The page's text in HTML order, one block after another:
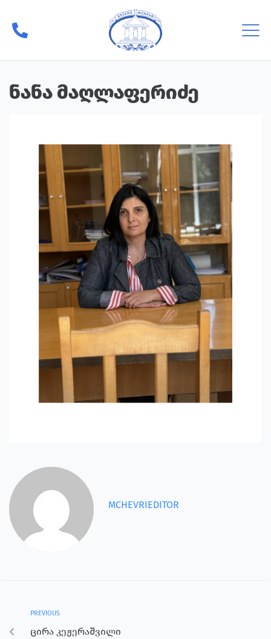
ნანა მაღლაფერიძე
MCHEVRIEDITOR
PREVIOUS
ცირა კეჟერაშვილი